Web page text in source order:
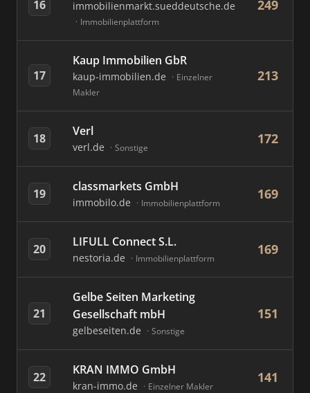
16 immobilienmarkt.sueddeutsche.de
Immobilienplattform
249
17
Kaup Immobilien GbR
kaup-immobilien.de
Einzelner
Makler
213
18 Verl
verl.de Sonstige
172
19 classmarkets GmbH
immobilo.de Immobilienplattform
169
20 LIFULL Connect S.L.
nestoria.de Immobilienplattform
169
21
Gelbe Seiten Marketing
Gesellschaft mbH
gelbeseiten.de Sonstige
151
22 KRAN IMMO GmbH
kran-immo.de Einzelner Makler
141